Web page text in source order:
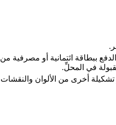
ببطاقة ائتمانية أو مصرفية من
في المحلِّ.
أخرى من الألوان والنقشات